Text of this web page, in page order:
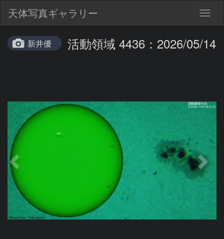
天体写真ギャラリー
新井優 活動領域 4436：2026/05/14